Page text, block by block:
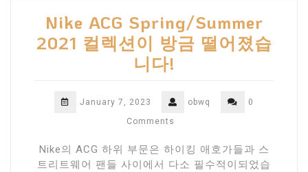
Nike ACG Spring/Summer
2021 컬렉션이 방금 떨어졌습
니다!
January 7, 2023 obwq
0
Comments
Nike의 ACG 하위 부문은 하이킹 애호가들과 스
트리트웨어 팬들 사이에서 다소 필수적이되었습